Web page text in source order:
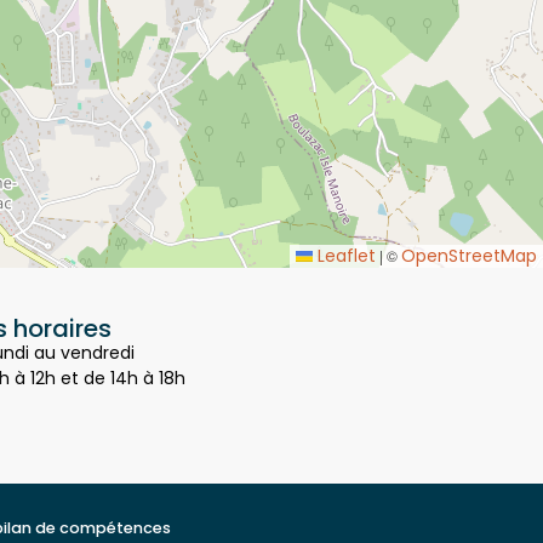
Leaflet|© OpenStreetMap
au vendredi
à 12h et de 14h à 18h